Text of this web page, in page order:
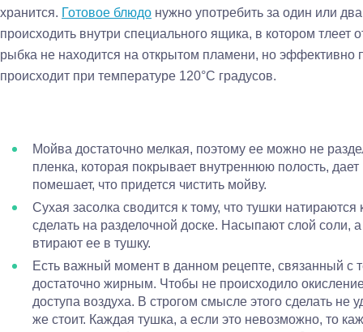
хранится. Готовое блюдо нужно употребить за один или
происходить внутри специального ящика, в котором
рыбка не находится на открытом пламени, но эффективно
происходит при температуре 120°C градусов.
Мойва достаточно мелкая, поэтому ее можно не
пленка, которая покрывает внутреннюю полость, дает
помешает, что придется чистить мойву.
Сухая засолка сводится к тому, что тушки
сделать на разделочной доске. Насыпают слой
втирают ее в тушку.
Есть важный момент в данном рецепте, связанный с
достаточно жирным. Чтобы не происходило
доступа воздуха. В строгом смысле этого сделать не
же стоит. Каждая тушка, а если это невозможно, то